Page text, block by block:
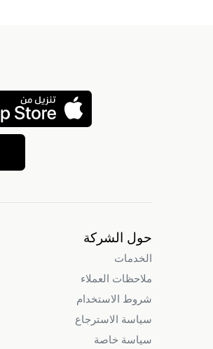
حول الشركة
الخدمات
ملاحظات العملاء
شروط الاستخدام
سياسة الاسترجاع
سياسة خاصة